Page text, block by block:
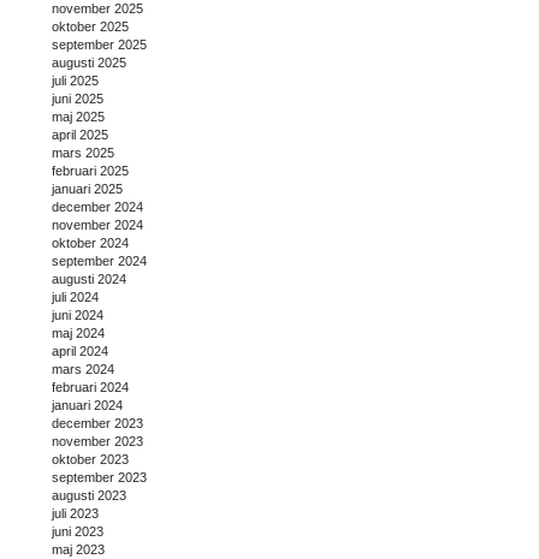
november 2025
oktober 2025
september 2025
augusti 2025
juli 2025
juni 2025
maj 2025
april 2025
mars 2025
februari 2025
januari 2025
december 2024
november 2024
oktober 2024
september 2024
augusti 2024
juli 2024
juni 2024
maj 2024
april 2024
mars 2024
februari 2024
januari 2024
december 2023
november 2023
oktober 2023
september 2023
augusti 2023
juli 2023
juni 2023
maj 2023